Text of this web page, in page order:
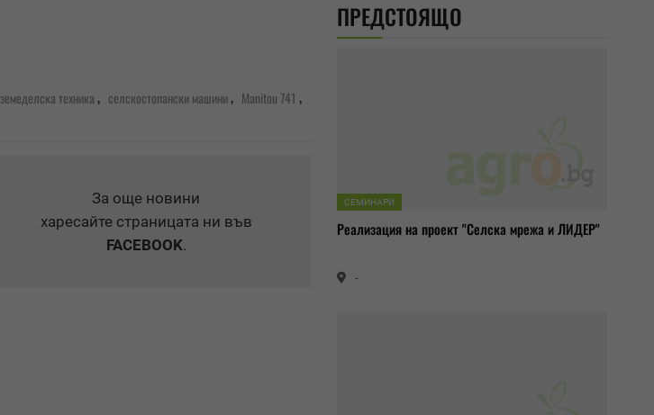
земеделска техника, селскостопански машини, Manitou 741 ,
За още новини
харесайте страницата ни във
FACEBOOK.
ПРЕДСТОЯЩО
СЕМИНАРИ
Реализация на проект "Селска мрежа и ЛИДЕР"
-